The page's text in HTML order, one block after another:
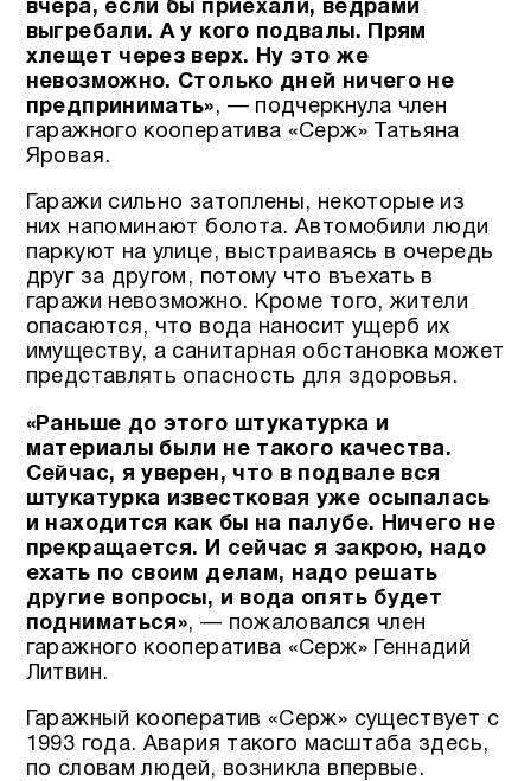
вчера, если бы приехали, вёдрами
выгребали. А у кого подвалы.
Прям
хлещет через верх. Ну это же
невозможно. Столько дней ничего не
предпринимать», — подчеркнула член
гаражного кооператива «Серж» Татьяна
Яровая.
Гаражи сильно затоплены, некоторые из
них напоминают болота. Автомобили люди
паркуют на улице, выстраиваясь в очередь
друг за другом, потому что въехать в
гаражи невозможно. Кроме того, жители
опасаются, что вода наносит ущерб их
имуществу, а санитарная обстановка может
представлять опасность для здоровья.
«Раньше до этого штукатурка и
материалы были не такого качества.
Сейчас, я уверен, что в подвале вся
штукатурка известковая уже осыпалась
и находится как бы на палубе. Ничего не
прекращается. И сейчас я закрою, надо
ехать по своим делам, надо решать
другие вопросы, и вода опять будет
подниматься», — пожаловался член
гаражного кооператива «Серж» Геннадий
Литвин.
Гаражный кооператив «Серж» существует с
1993 года. Авария такого масштаба здесь,
по словам людей, возникла впервые.